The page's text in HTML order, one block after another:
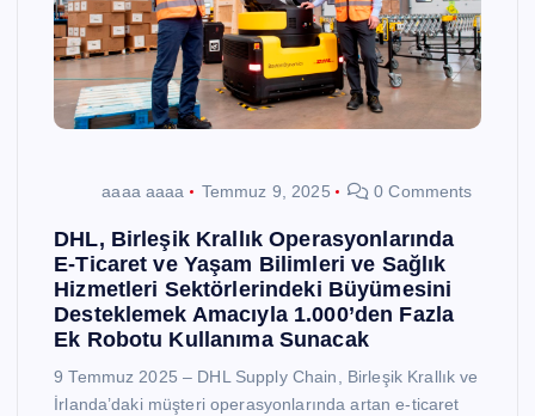
aaaa aaaa Temmuz 9, 2025 0 Comments
DHL, Birleşik Krallık Operasyonlarında
E-Ticaret ve Yaşam Bilimleri ve Sağlık
Hizmetleri Sektörlerindeki Büyümesini
Desteklemek Amacıyla 1.000’den Fazla
Ek Robotu Kullanıma Sunacak
9 Temmuz 2025 – DHL Supply Chain, Birleşik Krallık ve
İrlanda’daki müşteri operasyonlarında artan e-ticaret